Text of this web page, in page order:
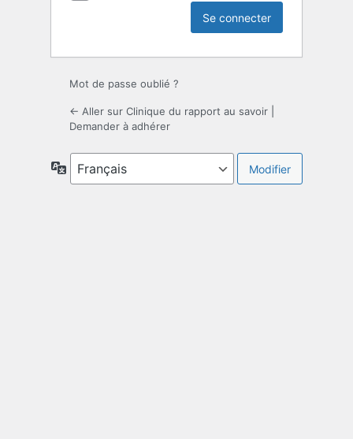
Mot de passe oublié ?
← Aller sur Clinique du rapport au savoir
Demander à adhérer
Langue